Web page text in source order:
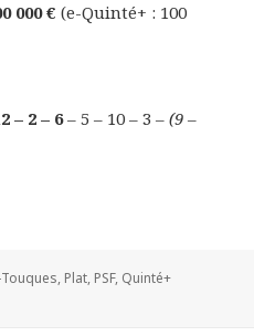
000 € (e-Quinté+ : 100
– 2 – 6– 5 – 10 – 3 – (9 –
, Plat, PSF, Quinté+